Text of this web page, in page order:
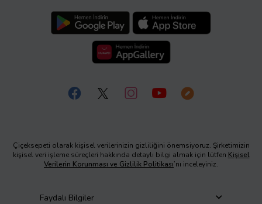
Çiçeksepeti olarak kişisel verilerinizin gizliliğini önemsiyoruz. Şirketimizin
kişisel veri işleme süreçleri hakkında detaylı bilgi almak için lütfen Kişisel
Verilerin Korunması ve Gizlilik Politikası’nı inceleyiniz.
Faydalı Bilgiler